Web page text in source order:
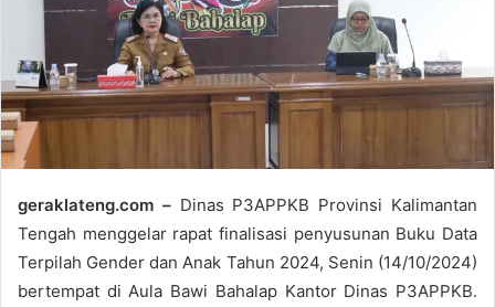
geraklateng.com – Dinas P3APPKB Provinsi Kalimantan
Tengah menggelar rapat finalisasi penyusunan Buku Data
Terpilah Gender dan Anak Tahun 2024, Senin (14/10/2024)
bertempat di Aula Bawi Bahalap Kantor Dinas P3APPKB.